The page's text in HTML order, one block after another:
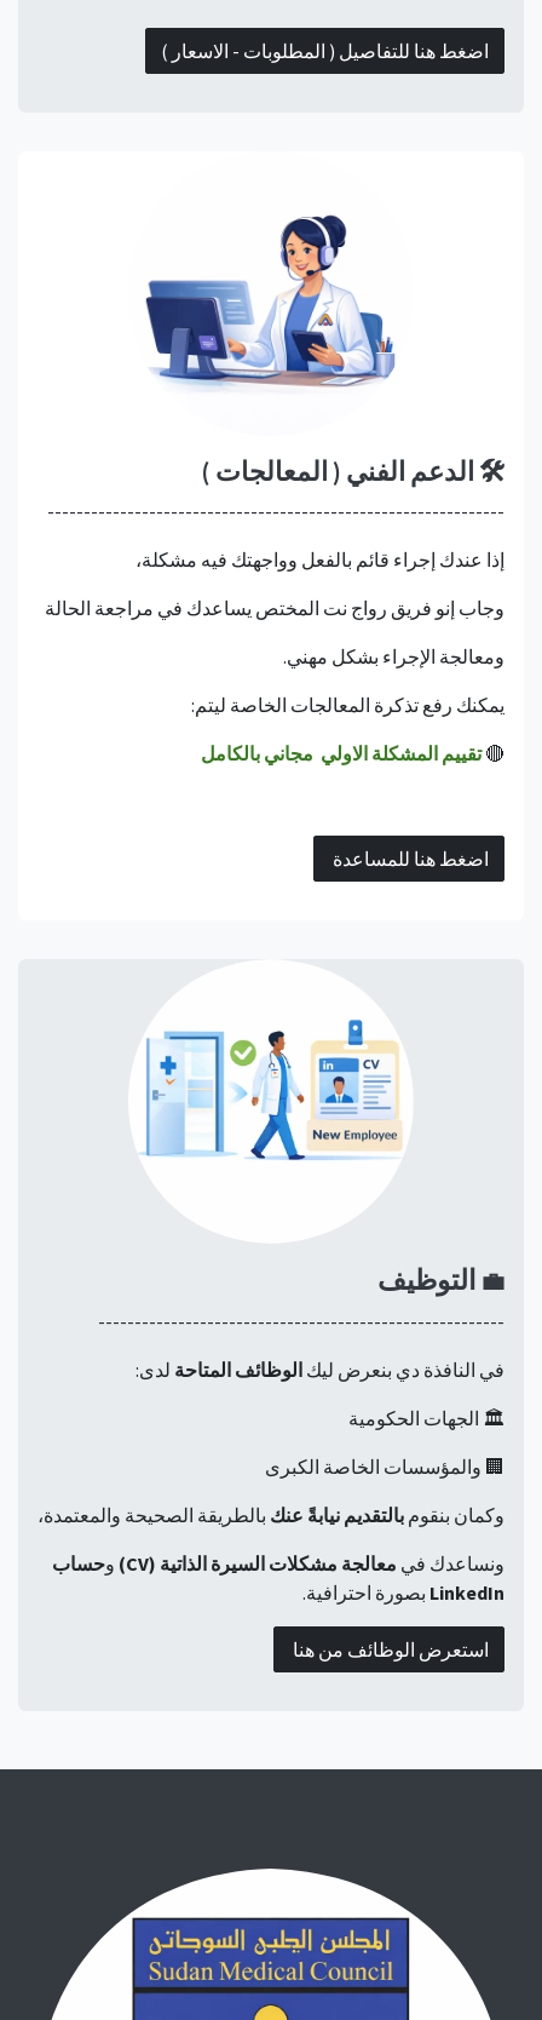
اضغط هنا للتفاصيل ( المطلوبات - الاسعار )
🛠️ الدعم الفني ( المعالجات )
---------------------------------------------------------------
إذا عندك إجراء قائم بالفعل وواجهتك فيه مشكلة،
وجاب إنو فريق رواج نت المختص يساعدك في مراجعة الحالة
ومعالجة الإجراء بشكل مهني.
يمكنك رفع تذكرة المعالجات الخاصة ليتم:
🔴تقييم المشكلة الاولي مجاني بالكامل
اضغط هنا للمساعدة
💼 التوظيف
--------------------------------------------------------
في النافذة دي بنعرض ليك الوظائف المتاحة لدى:
🏛️ الجهات الحكومية
🏢 والمؤسسات الخاصة الكبرى
وكمان بنقوم بالتقديم نيابةً عنك بالطريقة الصحيحة والمعتمدة،
ونساعدك في معالجة مشكلات السيرة الذاتية (CV) وحساب
LinkedIn بصورة احترافية.
استعرض الوظائف من هنا